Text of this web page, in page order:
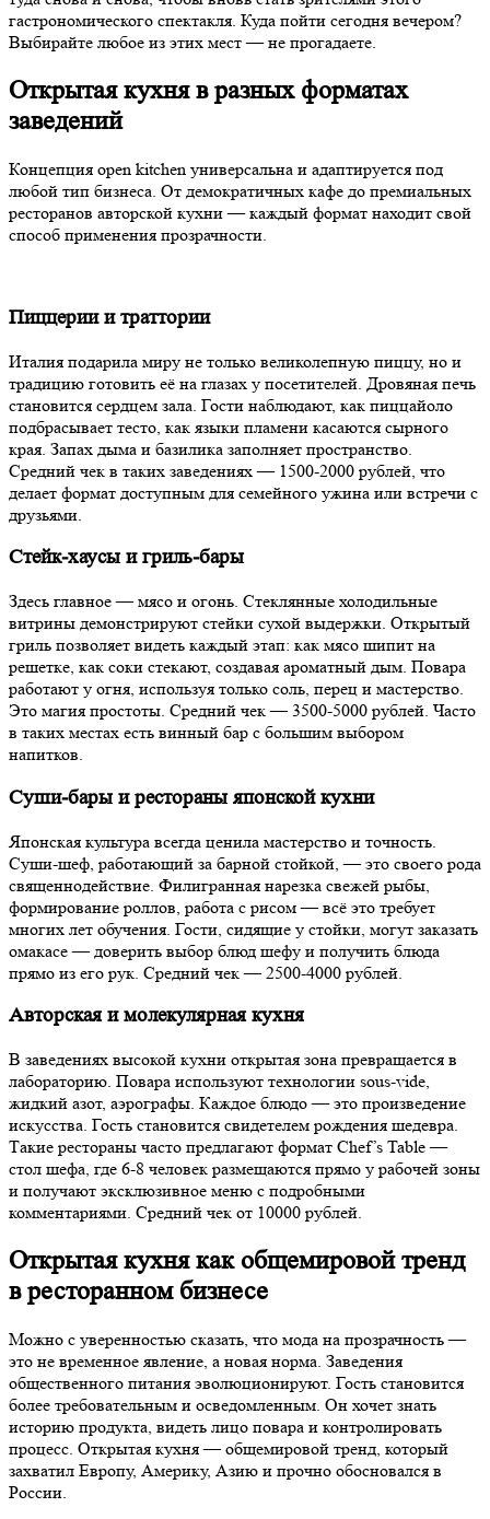
гастрономического спектакля. Куда пойти сегодня вечером?
Выбирайте любое из этих мест — не прогадаете.
Открытая кухня в разных форматах
заведений
Концепция open kitchen универсальна и адаптируется под
любой тип бизнеса. От демократичных кафе до премиальных
ресторанов авторской кухни — каждый формат находит свой
способ применения прозрачности.
Пиццерии и траттории
Италия подарила миру не только великолепную пиццу, но и
традицию готовить её на глазах у посетителей. Дровяная печь
становится сердцем зала. Гости наблюдают, как пиццайоло
подбрасывает тесто, как языки пламени касаются сырного
края. Запах дыма и базилика заполняет пространство.
Средний чек в таких заведениях — 1500-2000 рублей, что
делает формат доступным для семейного ужина или встречи с
друзьями.
Стейк-хаусы и гриль-бары
Здесь главное — мясо и огонь. Стеклянные холодильные
витрины демонстрируют стейки сухой выдержки. Открытый
гриль позволяет видеть каждый этап: как мясо шипит на
решетке, как соки стекают, создавая ароматный дым. Повара
работают у огня, используя только соль, перец и мастерство.
Это магия простоты. Средний чек — 3500-5000 рублей. Часто
в таких местах есть винный бар с большим выбором
напитков.
Суши-бары и рестораны японской кухни
Японская культура всегда ценила мастерство и точность.
Суши-шеф, работающий за барной стойкой, — это своего рода
священнодействие. Филигранная нарезка свежей рыбы,
формирование роллов, работа с рисом — всё это требует
многих лет обучения. Гости, сидящие у стойки, могут заказать
омакасе — доверить выбор блюд шефу и получить блюда
прямо из его рук. Средний чек — 2500-4000 рублей.
Авторская и молекулярная кухня
В заведениях высокой кухни открытая зона превращается в
лабораторию. Повара используют технологии sous-vide,
жидкий азот, аэрографы. Каждое блюдо — это произведение
искусства. Гость становится свидетелем рождения шедевра.
Такие рестораны часто предлагают формат Chef’s Table —
стол шефа, где 6-8 человек размещаются прямо у рабочей зоны
и получают эксклюзивное меню с подробными
комментариями. Средний чек от 10000 рублей.
Открытая кухня как общемировой тренд
в ресторанном бизнесе
Можно с уверенностью сказать, что мода на прозрачность —
это не временное явление, а новая норма. Заведения
общественного питания эволюционируют. Гость становится
более требовательным и осведомленным. Он хочет знать
историю продукта, видеть лицо повара и контролировать
процесс. Открытая кухня — общемировой тренд, который
захватил Европу, Америку, Азию и прочно обосновался в
России.